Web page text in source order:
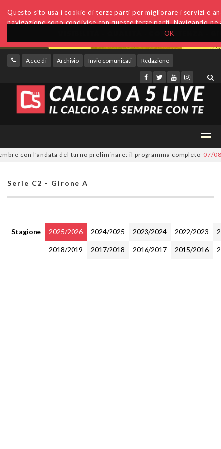
OK
Questo sito usa i cookie di terze parti per migliorare i servizi e
navigazione sono condivise con queste terze parti. Navigando
Accedi Archivio Invio comunicati Redazione
con l'andata del turno preliminare: il programma completo 07/08/
Serie C2 - Girone A
Stagione 2025/2026 2024/2025 2023/2024 2022/2023
2018/2019 2017/2018 2016/2017 2015/2016